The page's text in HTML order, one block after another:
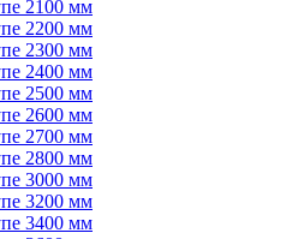
2100 мм
2200 мм
2300 мм
2400 мм
2500 мм
2600 мм
2700 мм
2800 мм
3000 мм
3200 мм
3400 мм